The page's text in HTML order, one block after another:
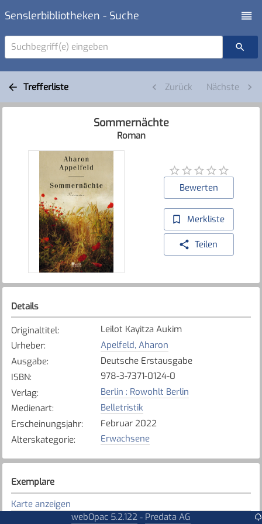
Senslerbibliotheken - Suche
Suchbegriff(e) eingeben
Trefferliste Zurück Nächste
Sommernächte
Roman
Bewerten
Merkliste
Teilen
Details
Originaltitel:
Leilot Kayitza Aukim
Urheber:
Apelfeld, Aharon
Ausgabe:
Deutsche Erstausgabe
ISBN:
978-3-7371-0124-0
Verlag:
Berlin : Rowohlt Berlin
Medienart:
Belletristik
Erscheinungsjahr:
Februar 2022
Alterskategorie: Erwachsene
Exemplare
Karte anzeigen
webOpac 5.2.122 - Predata AG